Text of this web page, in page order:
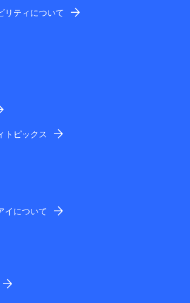
リティについて
トピックス
イについて